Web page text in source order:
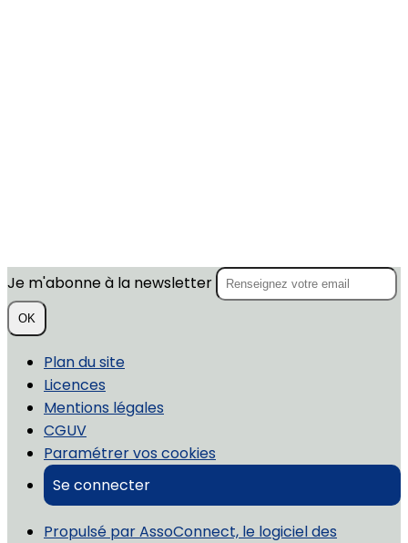
Je m'abonne à la newsletter
OK
Plan du site
Licences
Mentions légales
CGUV
Paramétrer vos cookies
Se connecter
Propulsé par AssoConnect, le logiciel des